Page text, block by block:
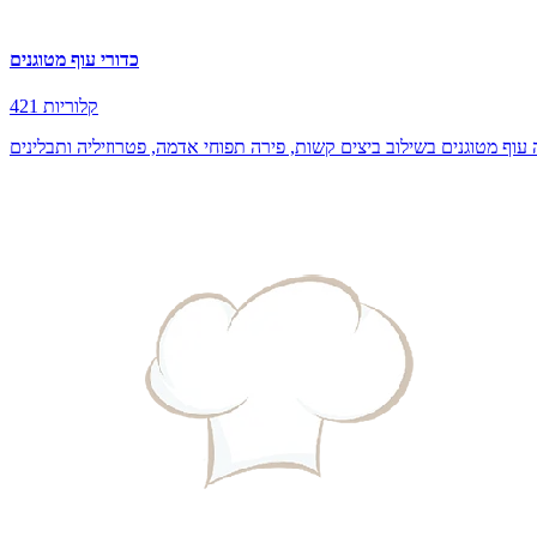
כדורי עוף מטוגנים
421 קלוריות
עוף מטוגנים בשילוב ביצים קשות, פירה תפוחי אדמה, פטרוזיליה ותבלינים